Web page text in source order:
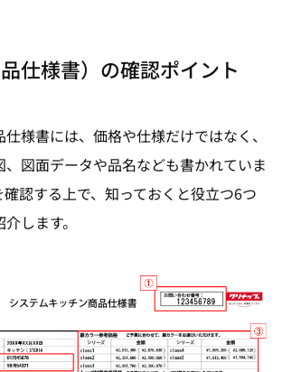
仕様書）の確認ポイント
様書には、価格や仕様だけではなく、
、図面データや品名なども書かれていま
認する上で、知っておくと役立つ6つ
します。